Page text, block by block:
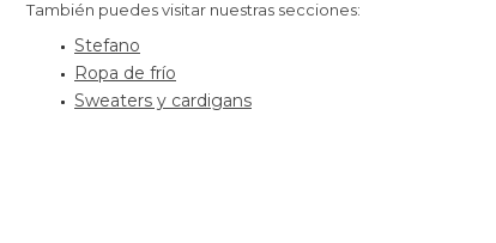
También puedes visitar nuestras secciones:
Stefano
Ropa de frío
Sweaters y cardigans